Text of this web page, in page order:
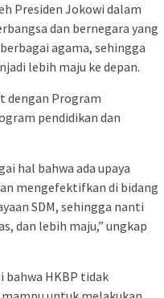
Presiden Jokowi dalam
dan bernegara yang
agama, sehingga
lebih maju ke depan.
dengan Program
pendidikan dan
hal bahwa ada upaya
mengefektifkan di bidang
SDM, sehingga nanti
dan lebih maju,” ungkap
bahwa HKBP tidak